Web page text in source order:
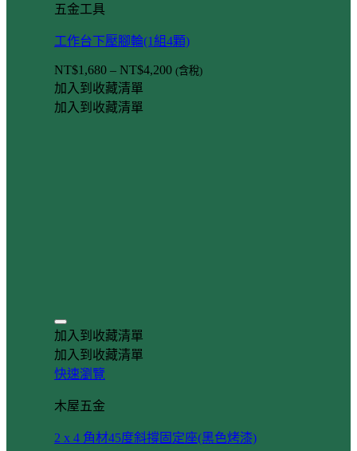
五金工具
工作台下壓腳輪(1組4顆)
NT$1,680 – NT$4,200 (含稅)
加入到收藏清單
加入到收藏清單
加入到收藏清單
加入到收藏清單
快速瀏覽
木屋五金
2 x 4 角材45度斜撐固定座(黑色烤漆)